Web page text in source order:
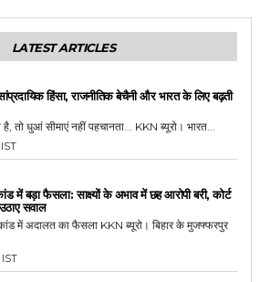
LATEST ARTICLES
हिंसा, राजनीतिक बेचैनी और भारत के लिए बढ़ती
तो धुआं सीमाएं नहीं पहचानता... KKN ब्यूरो। भारत...
IST
में बड़ा फैसला: साक्ष्यों के अभाव में छह आरोपी बरी, कोर्ट
सवाल
में अदालत का फैसला KKN ब्यूरो। बिहार के मुजफ्फरपुर
IST